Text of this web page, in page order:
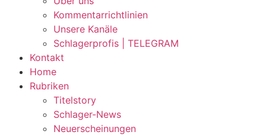
Kommentarrichtlinien
Unsere Kanäle
Schlagerprofis | TELEGRAM
Kontakt
Home
Rubriken
Titelstory
Schlager-News
Neuerscheinungen